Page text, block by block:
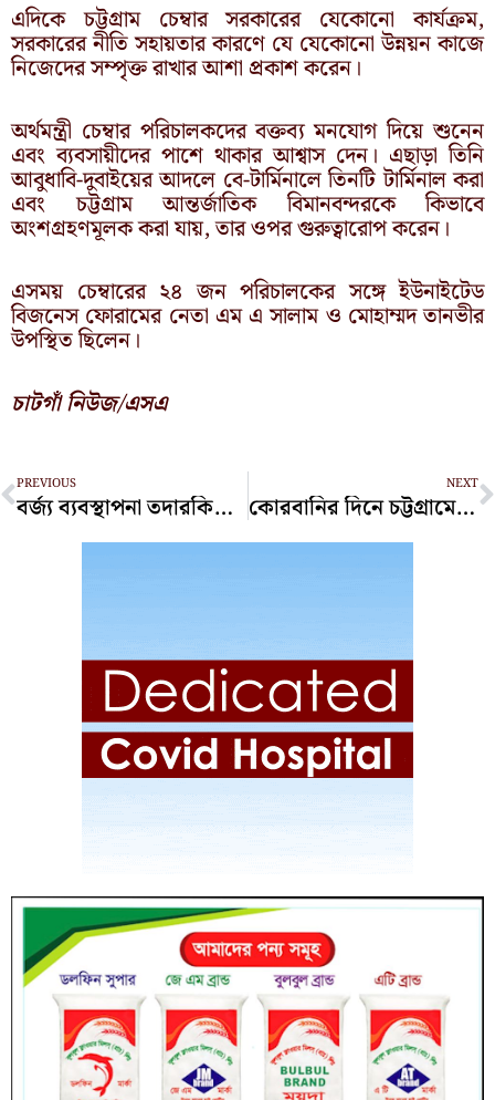
এদিকে চট্টগ্রাম চেম্বার সরকারের যেকোনো কার্যক্রম,
সরকারের নীতি সহায়তার কারণে যে যেকোনো উন্নয়ন কাজে
নিজেদের সম্পৃক্ত রাখার আশা প্রকাশ করেন।
অর্থমন্ত্রী চেম্বার পরিচালকদের বক্তব্য মনযোগ দিয়ে শুনেন
এবং ব্যবসায়ীদের পাশে থাকার আশ্বাস দেন। এছাড়া তিনি
আবুধাবি-দুবাইয়ের আদলে বে-টার্মিনালে তিনটি টার্মিনাল করা
এবং চট্টগ্রাম আন্তর্জাতিক বিমানবন্দরকে কিভাবে
অংশগ্রহণমূলক করা যায়, তার ওপর গুরুত্বারোপ করেন।
এসময় চেম্বারের ২৪ জন পরিচালকের সঙ্গে ইউনাইটেড
বিজনেস ফোরামের নেতা এম এ সালাম ও মোহাম্মদ তানভীর
উপস্থিত ছিলেন।
চাটগাঁ নিউজ/এসএ
Prev
PREVIOUS
বর্জ্য ব্যবস্থাপনা তদারকিতে রাজধানীর সড়কে প্রধানমন্ত্রী
NEXT
কোরবানির দিনে চট্টগ্রামের অলিগলিতে অস্থায়ী মাংসের বাজার